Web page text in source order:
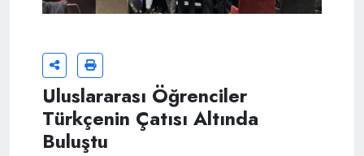
Uluslararası Öğrenciler
Türkçenin Çatısı Altında
Buluştu